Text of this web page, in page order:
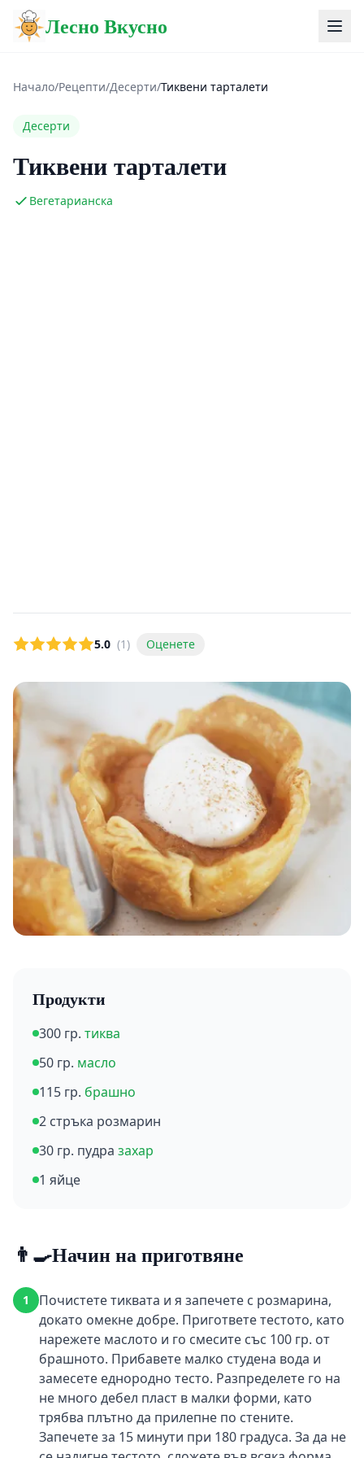
Лесно Вкусно
Начало/Рецепти/Десерти/Тиквени тарталети
Десерти
Тиквени тарталети
Вегетарианска
5.0 (1) Оценете
Продукти
300 гр. тиква
50 гр. масло
115 гр. брашно
2 стръка розмарин
30 гр. пудра захар
1 яйце
👨‍🍳Начин на приготвяне
1
Почистете тиквата и я запечете с розмарина,
докато омекне добре. Пригответе тестото, като
нарежете маслото и го смесите със 100 гр. от
брашното. Прибавете малко студена вода и
замесете еднородно тесто. Разпределете го на
не много дебел пласт в малки форми, като
трябва плътно да прилепне по стените.
Запечете за 15 минути при 180 градуса. За да не